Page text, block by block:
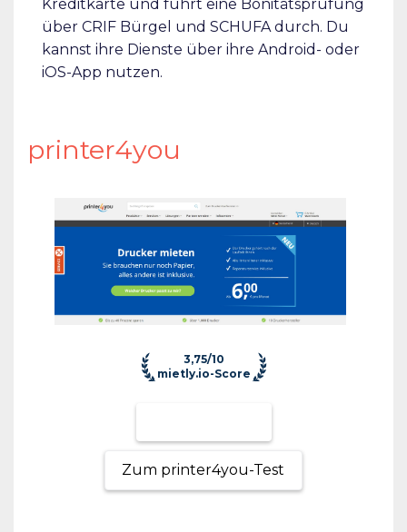
Kreditkarte und führt eine Bonitätsprüfung
über CRIF Bürgel und SCHUFA durch. Du
kannst ihre Dienste über ihre Android- oder
iOS-App nutzen.
printer4you
3,75/10
mietly.io-Score
Zum printer4you-Test